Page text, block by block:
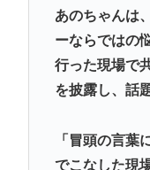
男女14人が発熱
検出
カズレーザー、
よ！」「保険に
→「もちろん中
れる
あのちゃんは
ーならではの
行った現場で
を披露し、話
「冒頭の言葉
でこなした現